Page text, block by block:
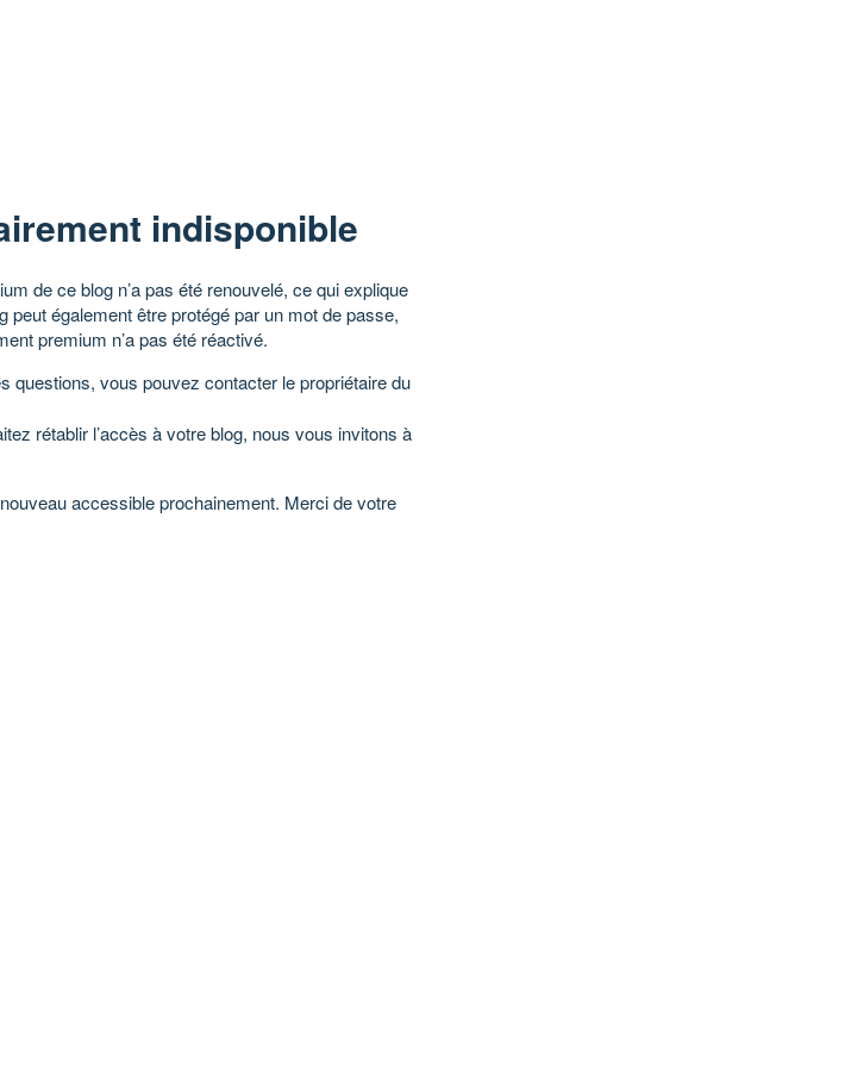
indisponible
de ce blog n’a pas été renouvelé, ce qui explique
également être protégé par un mot de passe,
premium n’a pas été réactivé.
questions, vous pouvez contacter le propriétaire du
rétablir l’accès à votre blog, nous vous invitons à
accessible prochainement. Merci de votre